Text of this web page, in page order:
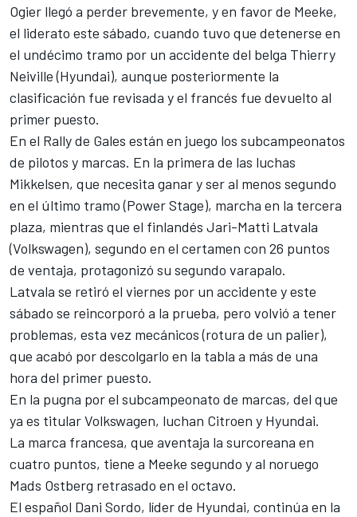
Ogier llegó a perder brevemente, y en favor de Meeke,
el liderato este sábado, cuando tuvo que detenerse en
el undécimo tramo por un accidente del belga Thierry
Neiville (Hyundai), aunque posteriormente la
clasificación fue revisada y el francés fue devuelto al
primer puesto.
En el Rally de Gales están en juego los subcampeonatos
de pilotos y marcas. En la primera de las luchas
Mikkelsen, que necesita ganar y ser al menos segundo
en el último tramo (Power Stage), marcha en la tercera
plaza, mientras que el finlandés Jari-Matti Latvala
(Volkswagen), segundo en el certamen con 26 puntos
de ventaja, protagonizó su segundo varapalo.
Latvala se retiró el viernes por un accidente y este
sábado se reincorporó a la prueba, pero volvió a tener
problemas, esta vez mecánicos (rotura de un palier),
que acabó por descolgarlo en la tabla a más de una
hora del primer puesto.
En la pugna por el subcampeonato de marcas, del que
ya es titular Volkswagen, luchan Citroen y Hyundai.
La marca francesa, que aventaja la surcoreana en
cuatro puntos, tiene a Meeke segundo y al noruego
Mads Ostberg retrasado en el octavo.
El español Dani Sordo, líder de Hyundai, continúa en la